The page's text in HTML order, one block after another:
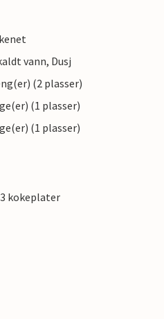
vann, Dusj
(2 plasser)
(1 plasser)
(1 plasser)
kokeplater